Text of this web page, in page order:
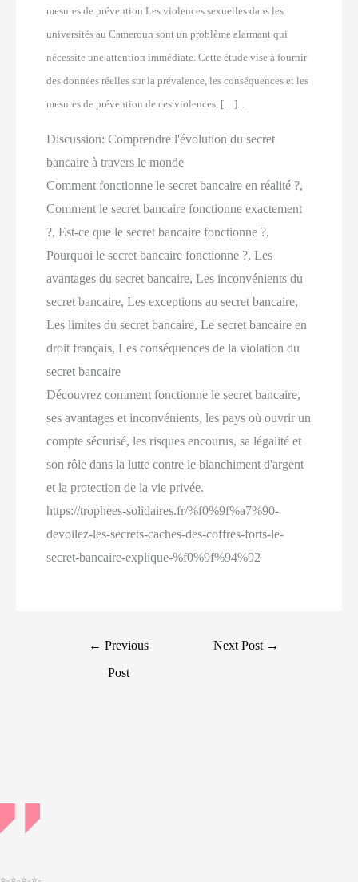
mesures de prévention Les violences sexuelles dans les
universités au Cameroun sont un problème alarmant qui
nécessite une attention immédiate. Cette étude vise à fournir
des données réelles sur la prévalence, les conséquences et les
mesures de prévention de ces violences, […]...
Discussion:Comprendre l'évolution du secret
bancaire à travers le monde
Comment fonctionne le secret bancaire en réalité ?,
Comment le secret bancaire fonctionne exactement
?, Est-ce que le secret bancaire fonctionne ?,
Pourquoi le secret bancaire fonctionne ?, Les
avantages du secret bancaire, Les inconvénients du
secret bancaire, Les exceptions au secret bancaire,
Les limites du secret bancaire, Le secret bancaire en
droit français, Les conséquences de la violation du
secret bancaire
Découvrez comment fonctionne le secret bancaire,
ses avantages et inconvénients, les pays où ouvrir un
compte sécurisé, les risques encourus, sa légalité et
son rôle dans la lutte contre le blanchiment d'argent
et la protection de la vie privée.
https://trophees-solidaires.fr/%f0%9f%a7%90-
devoilez-les-secrets-caches-des-coffres-forts-le-
secret-bancaire-explique-%f0%9f%94%92
← Previous
Post
Next Post →